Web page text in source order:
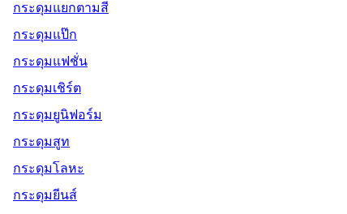
กระดุมแยกตามสี
กระดุมแป๊ก
กระดุมแฟชั่น
กระดุมเชิร์ต
กระดุมยูนิฟอร์ม
กระดุมสูท
กระดุมโลหะ
กระดุมยีนส์